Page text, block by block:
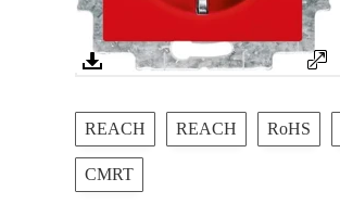
REACH REACH RoHS
CMRT